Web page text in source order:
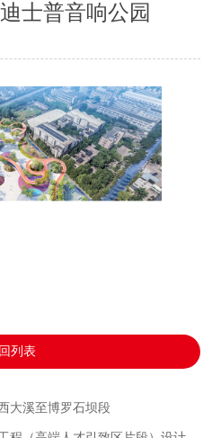
士普音响公园
列表
大溪至博罗石坝段